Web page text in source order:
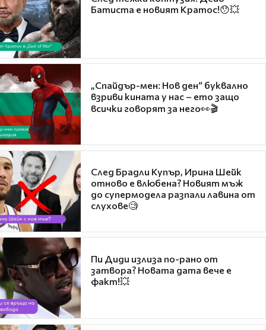
Батиста е новият Кратос!😯💥
„Спайдър-мен: Нов ден“ буквално
взриви кината у нас – ето защо
всички говорят за него👀🎬
След Брадли Купър, Ирина Шейк
отново е влюбена? Новият мъж
до супермодела разпали лавина от
слухове🧐
Пи Диди излиза по-рано от
затвора? Новата дата вече е
факт!💥